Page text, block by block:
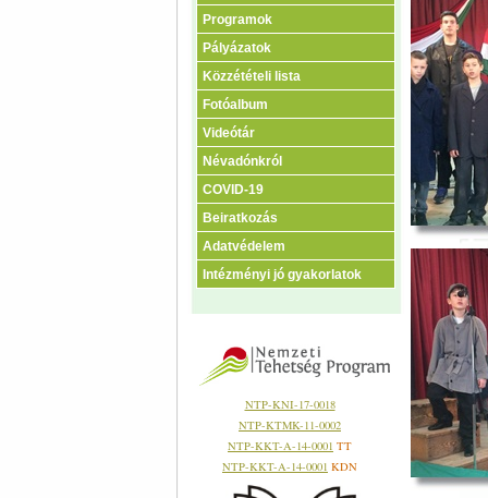
Programok
Pályázatok
Közzétételi lista
Fotóalbum
Videótár
Névadónkról
COVID-19
Beiratkozás
Adatvédelem
Intézményi jó gyakorlatok
NTP-KNI-17-0018
NTP-KTMK-11-0002
NTP-KKT-A-14-0001 TT
NTP-KKT-A-14-0001 KDN